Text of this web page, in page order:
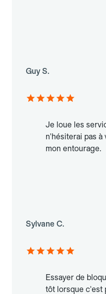
Guy S.
Je loue les
n'hésiterai pas à
mon entourage.
Sylvane C.
Essayer de
tôt lorsque c'est